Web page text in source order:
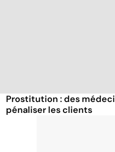
Prostitution : des
pénaliser les clients